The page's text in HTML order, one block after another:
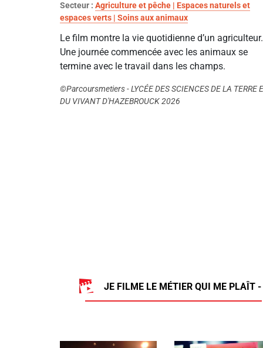
Secteur : Agriculture et pêche | Espaces naturels et
espaces verts | Soins aux animaux
Le film montre la vie quotidienne d’un agriculteur.
Une journée commencée avec les animaux se
termine avec le travail dans les champs.
©Parcoursmetiers - LYCÉE DES SCIENCES DE LA TERRE
DU VIVANT D'HAZEBROUCK 2026
JE FILME LE MÉTIER QUI ME PLAÎT